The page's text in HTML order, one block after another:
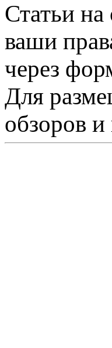
Статьи
ваши
через
Для
обзоров